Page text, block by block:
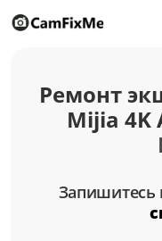
Ремонт
Mijia 4K
Запишитесь